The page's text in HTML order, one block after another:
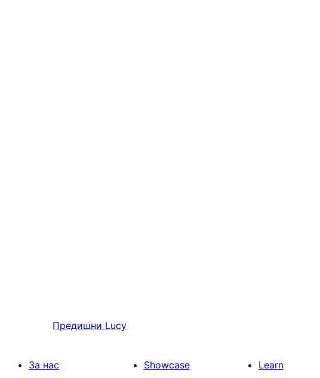
Предишни Lucy
За нас
Showcase
Learn